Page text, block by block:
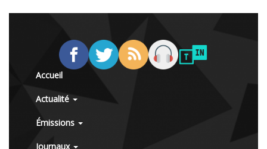
Accueil
Actualité
Émissions
Journaux